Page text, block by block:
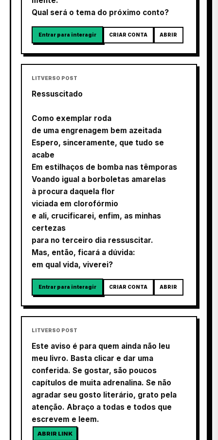
Qual será o tema do próximo conto?
Entrar para interagir CRIAR CONTA ABRIR
LITVERSO POST
Ressuscitado
Como exemplar roda
de uma engrenagem bem azeitada
Espero, sinceramente, que tudo se
acabe
Em estilhaços de bomba nas têmporas
Voando igual a borboletas amarelas
à procura daquela flor
viciada em clorofórmio
e ali, crucificarei, enfim, as minhas
certezas
para no terceiro dia ressuscitar.
Mas, então, ficará a dúvida:
em qual vida, viverei?
Entrar para interagir CRIAR CONTA ABRIR
LITVERSO POST
Este aviso é para quem ainda não leu
meu livro. Basta clicar e dar uma
conferida. Se gostar, são poucos
capítulos de muita adrenalina. Se não
agradar seu gosto literário, grato pela
atenção. Abraço a todas e todos que
escrevem e leem.
ABRIR LINK